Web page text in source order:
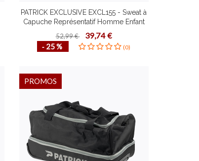
PATRICK EXCLUSIVE EXCL155 - Sweat à
Capuche Représentatif Homme Enfant
Pull Design Contemporain Plusieurs
Couleurs Tailles Confortable
52,99 € 39,74 €
‐ 25 % (0)
PROMOS